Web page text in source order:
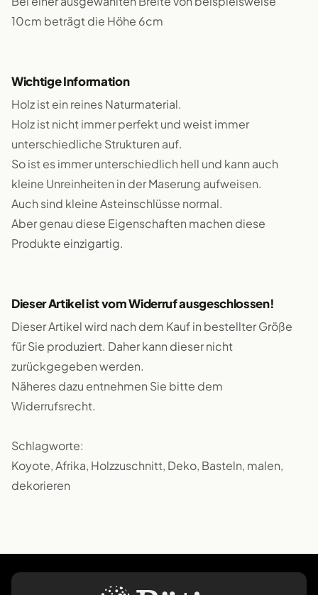
10cm beträgt die Höhe 6cm
Wichtige Information
Holz ist ein reines Naturmaterial.
Holz ist nicht immer perfekt und weist immer
unterschiedliche Strukturen auf.
So ist es immer unterschiedlich hell und kann auch
kleine Unreinheiten in der Maserung aufweisen.
Auch sind kleine Asteinschlüsse normal.
Aber genau diese Eigenschaften machen diese
Produkte einzigartig.
Dieser Artikel ist vom Widerruf ausgeschlossen!
Dieser Artikel wird nach dem Kauf in bestellter Größe
für Sie produziert. Daher kann dieser nicht
zurückgegeben werden.
Näheres dazu entnehmen Sie bitte dem
Widerrufsrecht.
Schlagworte:
Koyote, Afrika, Holzzuschnitt, Deko, Basteln, malen,
dekorieren